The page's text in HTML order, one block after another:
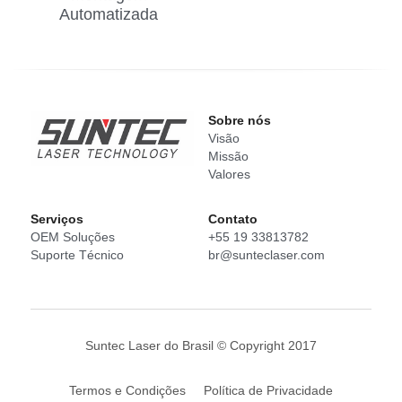
Automatizada
Sobre nós
Visão
Missão
Valores
Serviços
OEM Soluções
Suporte Técnico
Contato
+55 19 33813782
br@sunteclaser.com
Suntec Laser do Brasil © Copyright 2017
Termos e Condições Política de Privacidade